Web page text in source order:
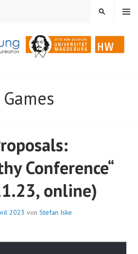
Kommunikation
MENÜ
SUCHEN
Games
Conference“
online)
2023 von Stefan Iske